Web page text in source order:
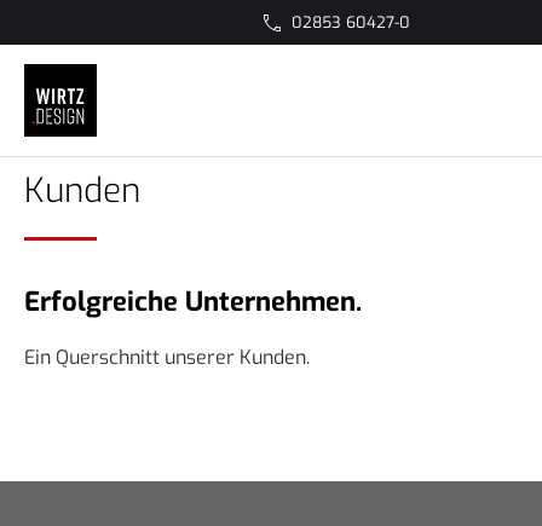
02853 60427-0
Kunden
Erfolgreiche Unternehmen.
Ein Querschnitt unserer Kunden.